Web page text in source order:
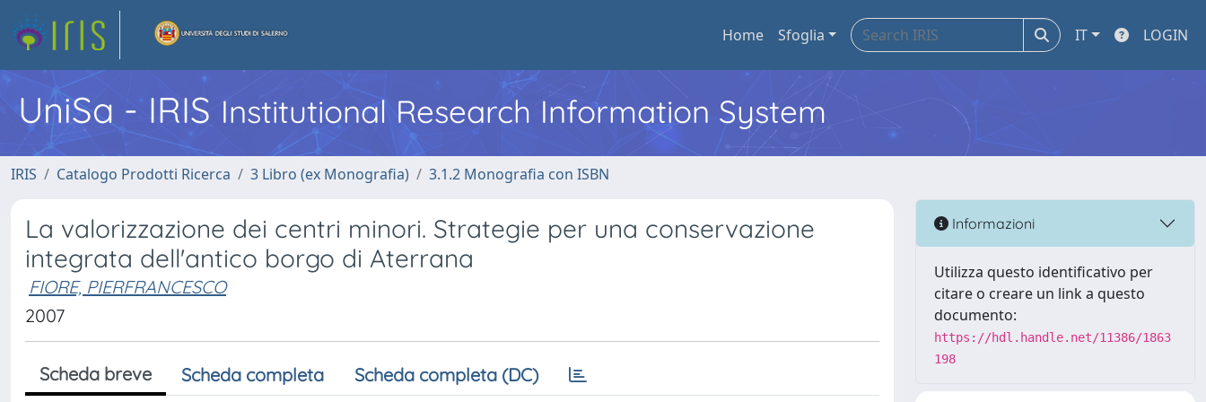
Home Sfoglia IT LOGIN
UniSa - IRIS Institutional Research Information System
IRIS Catalogo Prodotti Ricerca 3 Libro (ex Monografia) 3.1.2 Monografia con ISBN
La valorizzazione dei centri minori. Strategie per una conservazione
integrata dell'antico borgo di Aterrana
FIORE, PIERFRANCESCO
2007
Scheda breve Scheda completa Scheda completa (DC)
Informazioni
Utilizza questo identificativo per
citare o creare un link a questo
documento:
https://hdl.handle.net/11386/1863
198